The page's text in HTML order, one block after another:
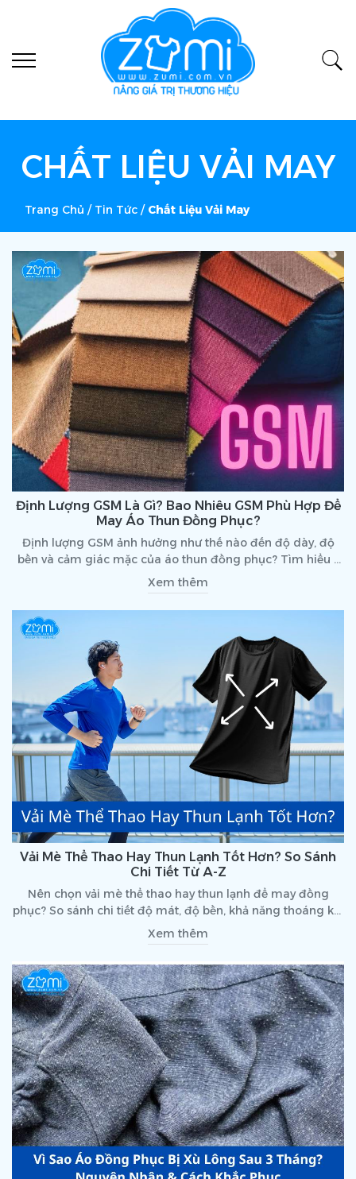
CHẤT LIỆU VẢI MAY
Trang Chủ / Tin Tức / Chất Liệu Vải May
Định Lượng GSM Là Gì? Bao Nhiêu GSM Phù Hợp Để
May Áo Thun Đồng Phục?
Định lượng GSM ảnh hưởng như thế nào đến độ dày, độ
bền và cảm giác mặc của áo thun đồng phục? Tìm hiểu ý
nghĩa của GSM và cách chọn định lượng vải phù hợp cho
từng nhu cầu doanh nghiệp.
Xem thêm
Vải Mè Thể Thao Hay Thun Lạnh Tốt Hơn? So Sánh
Chi Tiết Từ A-Z
Nên chọn vải mè thể thao hay thun lạnh để may đồng
phục? So sánh chi tiết độ mát, độ bền, khả năng thoáng khí
và trải nghiệm sử dụng thực tế của từng loại vải.
Xem thêm